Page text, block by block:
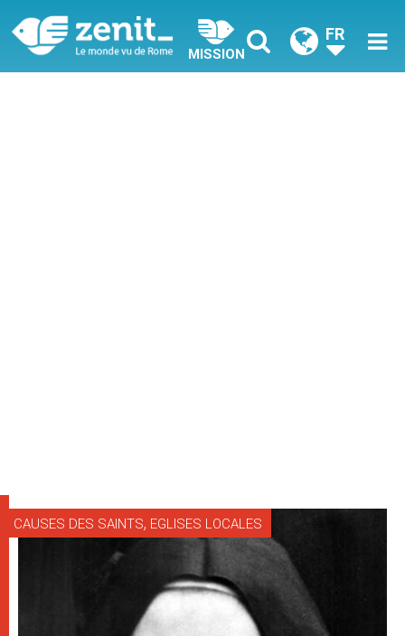
MISSION
FR
CAUSES DES SAINTS, EGLISES LOCALES